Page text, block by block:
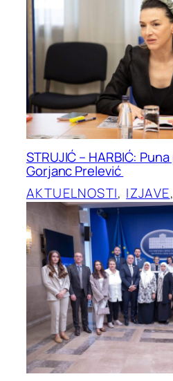
STRUJIĆ – HARBIĆ:
Gorjanc Prelević
AKTUELNOSTI, IZJAVE